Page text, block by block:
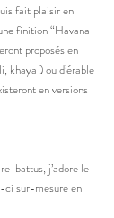
fait plaisir en
finition “Havana
proposés en
khaya ) ou d’érable
en versions
battus, j’adore le
ci sur-mesure en